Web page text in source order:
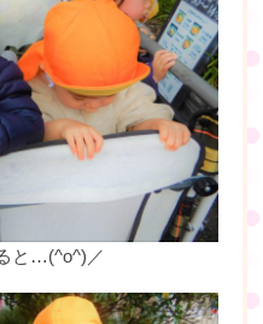
と…(^o^)／